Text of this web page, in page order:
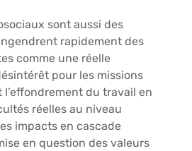
sont aussi des
rapidement des
comme une réelle
pour les missions
du travail en
réelles au niveau
impacts en cascade
en question des valeurs